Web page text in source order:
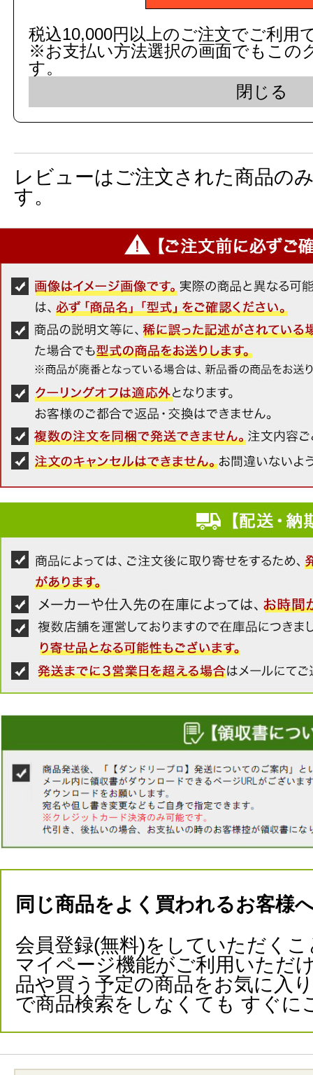
数量
商品名： タオルリング
図面画像 参考図を見る
レビューはご注文された商品の
す。
同じ商品をよく買われるお客様
会員登録(無料)をしていただくこ
マイページ機能がご利用いただ
品や買う予定の商品をお気に入
で商品検索をしなくても すぐに
税込10,000円以上のご注文でご利用
※お支払い方法選択の画面でもこの
す。
閉じる